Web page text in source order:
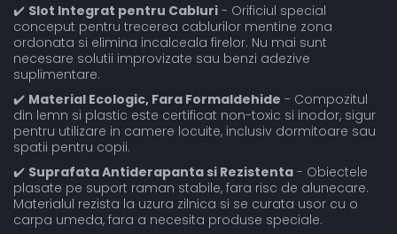
✔️ Slot Integrat pentru Cabluri - Orificiul special
conceput pentru trecerea cablurilor mentine zona
ordonata si elimina incalceala firelor. Nu mai sunt
necesare solutii improvizate sau benzi adezive
suplimentare.
✔️ Material Ecologic, Fara Formaldehide - Compozitul
din lemn si plastic este certificat non-toxic si inodor, sigur
pentru utilizare in camere locuite, inclusiv dormitoare sau
spatii pentru copii.
✔️ Suprafata Antiderapanta si Rezistenta - Obiectele
plasate pe suport raman stabile, fara risc de alunecare.
Materialul rezista la uzura zilnica si se curata usor cu o
carpa umeda, fara a necesita produse speciale.